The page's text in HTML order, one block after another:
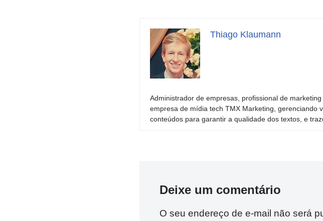
Thiago Klaumann
Administrador de empresas, profissional de
empresa de mídia tech TMX Marketing, gerenciando
conteúdos para garantir a qualidade dos textos, e
Deixe um comentário
O seu endereço de e-mail não será